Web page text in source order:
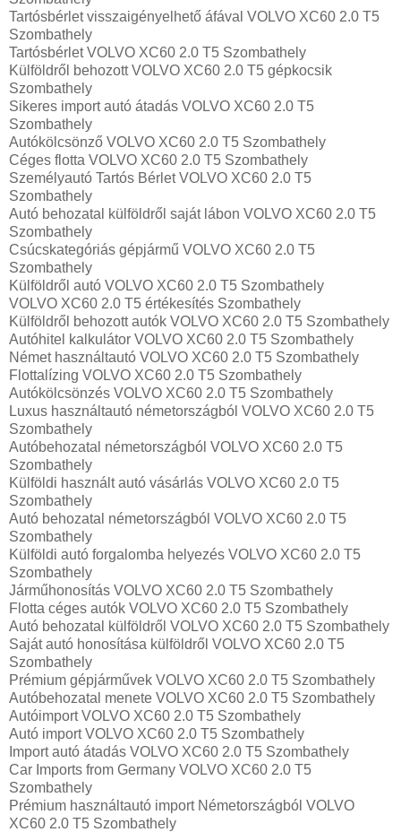
Tartósbérlet visszaigényelhető áfával VOLVO XC60 2.0 T5
Szombathely
Tartósbérlet VOLVO XC60 2.0 T5 Szombathely
Külföldről behozott VOLVO XC60 2.0 T5 gépkocsik
Szombathely
Sikeres import autó átadás VOLVO XC60 2.0 T5
Szombathely
Autókölcsönző VOLVO XC60 2.0 T5 Szombathely
Céges flotta VOLVO XC60 2.0 T5 Szombathely
Személyautó Tartós Bérlet VOLVO XC60 2.0 T5
Szombathely
Autó behozatal külföldről saját lábon VOLVO XC60 2.0 T5
Szombathely
Csúcskategóriás gépjármű VOLVO XC60 2.0 T5
Szombathely
Külföldről autó VOLVO XC60 2.0 T5 Szombathely
VOLVO XC60 2.0 T5 értékesítés Szombathely
Külföldről behozott autók VOLVO XC60 2.0 T5 Szombathely
Autóhitel kalkulátor VOLVO XC60 2.0 T5 Szombathely
Német használtautó VOLVO XC60 2.0 T5 Szombathely
Flottalízing VOLVO XC60 2.0 T5 Szombathely
Autókölcsönzés VOLVO XC60 2.0 T5 Szombathely
Luxus használtautó németországból VOLVO XC60 2.0 T5
Szombathely
Autóbehozatal németországból VOLVO XC60 2.0 T5
Szombathely
Külföldi használt autó vásárlás VOLVO XC60 2.0 T5
Szombathely
Autó behozatal németországból VOLVO XC60 2.0 T5
Szombathely
Külföldi autó forgalomba helyezés VOLVO XC60 2.0 T5
Szombathely
Járműhonosítás VOLVO XC60 2.0 T5 Szombathely
Flotta céges autók VOLVO XC60 2.0 T5 Szombathely
Autó behozatal külföldről VOLVO XC60 2.0 T5 Szombathely
Saját autó honosítása külföldről VOLVO XC60 2.0 T5
Szombathely
Prémium gépjárművek VOLVO XC60 2.0 T5 Szombathely
Autóbehozatal menete VOLVO XC60 2.0 T5 Szombathely
Autóimport VOLVO XC60 2.0 T5 Szombathely
Autó import VOLVO XC60 2.0 T5 Szombathely
Import autó átadás VOLVO XC60 2.0 T5 Szombathely
Car Imports from Germany VOLVO XC60 2.0 T5
Szombathely
Prémium használtautó import Németországból VOLVO
XC60 2.0 T5 Szombathely